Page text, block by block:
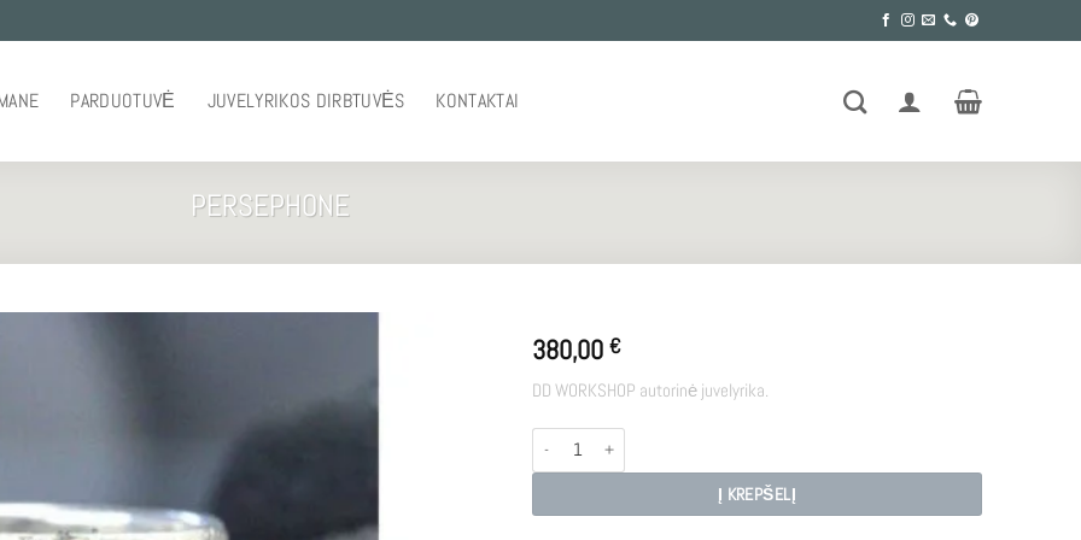
PARDUOTUVĖ JUVELYRIKOS DIRBTUVĖS KONTAKTAI
PERSEPHONE
380,00 €
DD WORKSHOP autorinė juvelyrika.
produkto kiekis: PERSEPHONE
Į KREPŠELĮ